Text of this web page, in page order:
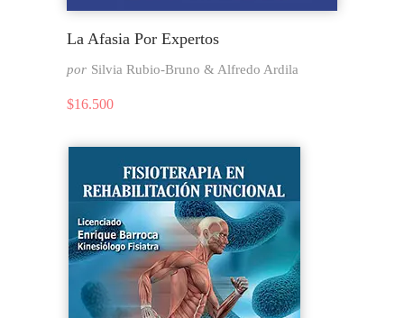
La Afasia Por Expertos
por Silvia Rubio-Bruno & Alfredo Ardila
$16.500